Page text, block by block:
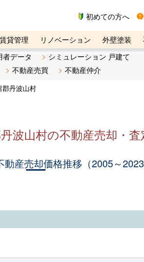
初めての方へ
賃貸管理 リノベーション 外壁塗装
ガジンBiz 不動産売却ご相談デスク
者データ
シミュレーション 戸建て
不動産売買 不動産仲介
郡丹波山村
波山村の不動産売却・査
産売却価格推移（2005～